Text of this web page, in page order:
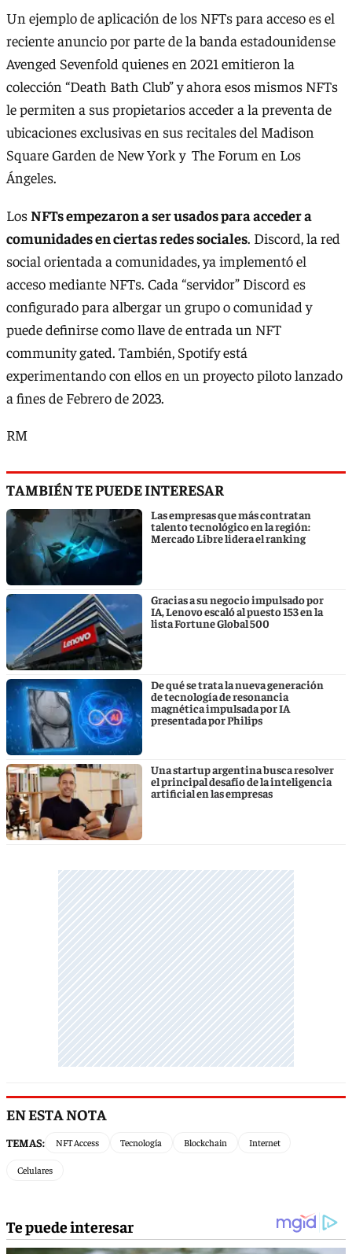
Un ejemplo de aplicación de los NFTs para acceso es el
reciente anuncio por parte de la banda estadounidense
Avenged Sevenfold quienes en 2021 emitieron la
colección “Death Bath Club” y ahora esos mismos NFTs
le permiten a sus propietarios acceder a la preventa de
ubicaciones exclusivas en sus recitales del Madison
Square Garden de New York y The Forum en Los
Ángeles.
Los NFTs empezaron a ser usados para acceder a
comunidades en ciertas redes sociales. Discord, la red
social orientada a comunidades, ya implementó el
acceso mediante NFTs. Cada “servidor” Discord es
configurado para albergar un grupo o comunidad y
puede definirse como llave de entrada un NFT
community gated. También, Spotify está
experimentando con ellos en un proyecto piloto lanzado
a fines de Febrero de 2023.
RM
TAMBIÉN TE PUEDE INTERESAR
Las empresas que más contratan
talento tecnológico en la región:
Mercado Libre lidera el ranking
Gracias a su negocio impulsado por
IA, Lenovo escaló al puesto 153 en la
lista Fortune Global 500
De qué se trata la nueva generación
de tecnología de resonancia
magnética impulsada por IA
presentada por Philips
Una startup argentina busca resolver
el principal desafío de la inteligencia
artificial en las empresas
EN ESTA NOTA
TEMAS: NFT Access Tecnología Blockchain Internet
Celulares